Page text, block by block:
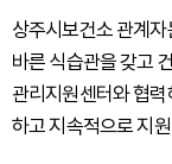
상주시보건소 관계
바른 식습관을 갖고
관리지원센터와 협
하고 지속적으로 지